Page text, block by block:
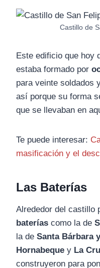
Castillo de
Este edificio que hoy
estaba formado por
para veinte soldados
así porque su forma
que se llevaban en
Te puede interesar:
masificación y el
Las Baterías
Alrededor del castillo
baterías como la de
la de Santa Bárbara
Hornabeque y La
construyeron para